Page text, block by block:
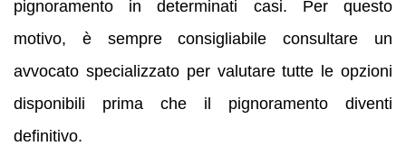
pignoramento in determinati casi. Per questo
motivo, è sempre consigliabile consultare un
avvocato specializzato per valutare tutte le opzioni
disponibili prima che il pignoramento diventi
definitivo.